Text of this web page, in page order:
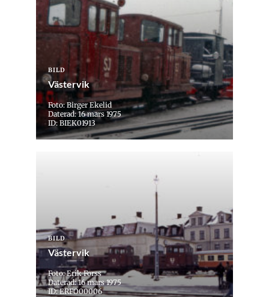
BILD
Västervik
Foto: Birger Ekelid
Daterad: 16 mars 1975
ID: BIEK01913
BILD
Västervik
Foto: Erik Forss
Daterad: 16 mars 1975
ID: ERFO00006